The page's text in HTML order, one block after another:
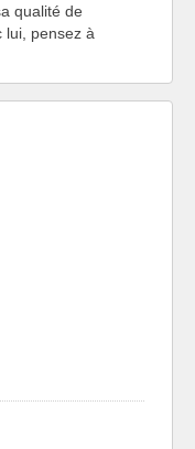
qualité de
lui, pensez à